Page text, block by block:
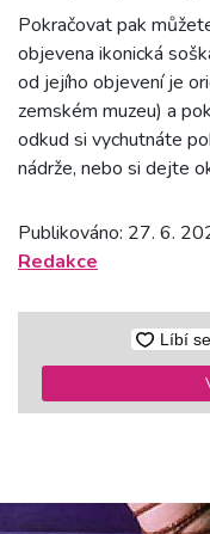
Pokračovat pak
objevena ikonická
od jejího objevení je
zemském muzeu) a
odkud si vychutnáte
nádrže, nebo si dejte
Publikováno: 27. 6.
Redakce